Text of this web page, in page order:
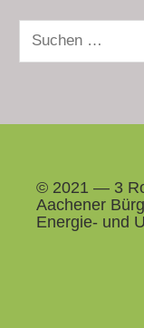
Suchen
nach:
© 2021 — 3
Aach­en­er
Energie- und